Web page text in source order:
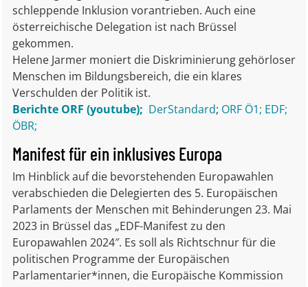
schleppende Inklusion vorantrieben. Auch eine
österreichische Delegation ist nach Brüssel
gekommen.
Helene Jarmer moniert die Diskriminierung gehörloser
Menschen im Bildungsbereich, die ein klares
Verschulden der Politik ist.
Berichte ORF (youtube); DerStandard; ORF Ö1; EDF;
ÖBR;
Manifest für ein inklusives Europa
Im Hinblick auf die bevorstehenden Europawahlen
verabschieden die Delegierten des 5. Europäischen
Parlaments der Menschen mit Behinderungen 23. Mai
2023 in Brüssel das „EDF-Manifest zu den
Europawahlen 2024″. Es soll als Richtschnur für die
politischen Programme der Europäischen
Parlamentarier*innen, die Europäische Kommission